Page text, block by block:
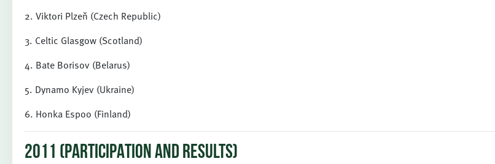
2. Viktori Plzeň (Czech Republic)
3. Celtic Glasgow (Scotland)
4. Bate Borisov (Belarus)
5. Dynamo Kyjev (Ukraine)
6. Honka Espoo (Finland)
2011 (PARTICIPATION AND RESULTS)